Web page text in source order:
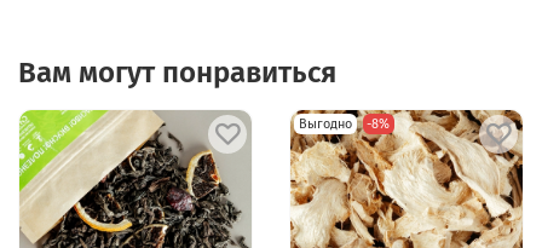
Вам могут понравиться
Выгодно -8%